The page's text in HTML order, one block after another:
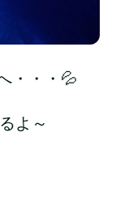
・・・💦
よ～